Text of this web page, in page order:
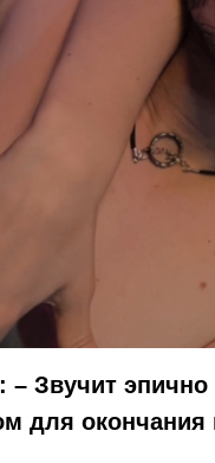
– Звучит
для окончания